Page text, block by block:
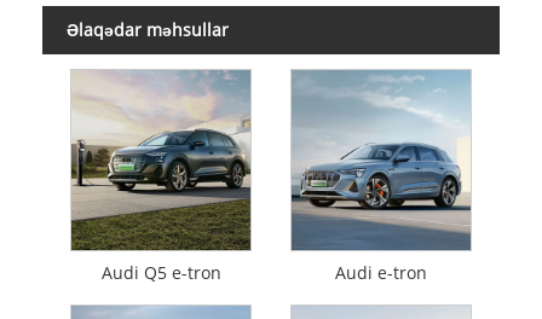
Əlaqədar məhsullar
Audi Q5 e-tron Audi e-tron